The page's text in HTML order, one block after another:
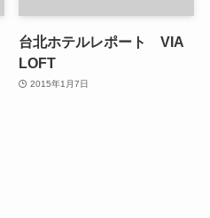
台北ホテルレポート VIA
LOFT
2015年1月7日